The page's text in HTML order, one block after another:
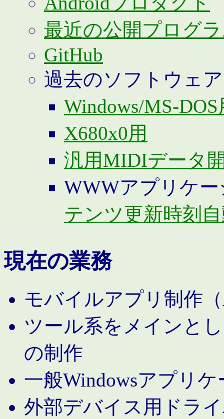
最近の公開プログ
GitHub
過去のソフトウェア
Windows/MS-DOS
X680x0用
汎用MIDIデータ
WWWアプリケ
テンツ更新時刻
現在の業務
モバイルアプリ制作
ツール系をメインと
の制作
一般Windowsアプリ
外部デバイス用ドラ